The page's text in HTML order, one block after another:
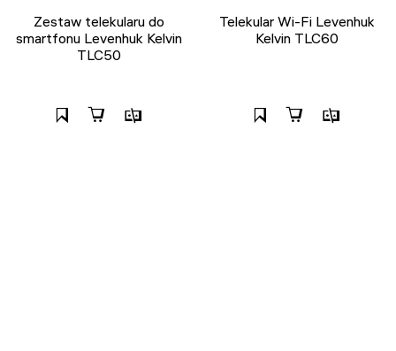
Zestaw telekularu do
smartfonu Levenhuk Kelvin
TLC50
Telekular Wi-Fi Levenhuk
Kelvin TLC60